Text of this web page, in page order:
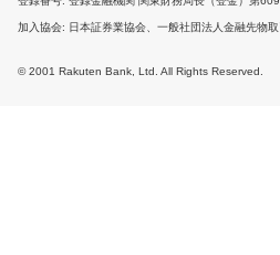
加入協会 日本証券業協会、一般社団法人金融先物
© 2001 Rakuten Bank, Ltd. All Rights Reserved.